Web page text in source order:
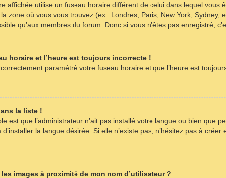
affichée utilise un fuseau horaire différent de celui dans lequel vous
la zone où vous vous trouvez (ex : Londres, Paris, New York,
qu’aux membres du forum. Donc si vous n’êtes pas enregistré,
horaire et l’heure est toujours incorrecte !
paramétré votre fuseau horaire et que l’heure est
la liste !
est que l’administrateur n’ait pas installé votre langue ou bien que
la langue désirée. Si elle n’existe pas, n’hésitez pas à
images à proximité de mon nom d’utilisateur ?